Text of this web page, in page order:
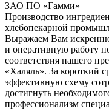
ЗАО ПО «Гамми»
Производство
хлебопекарной
Выражаем Вам
и оперативную работу
соответствия нашего
«Халяль». За короткий
эффективную схему
достигнуть
профессионализм